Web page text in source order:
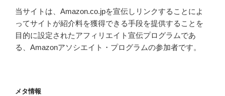
当サイトは、Amazon.co.jpを宣伝しリンクすることによ
ってサイトが紹介料を獲得できる手段を提供することを
目的に設定されたアフィリエイト宣伝プログラムであ
る、Amazonアソシエイト・プログラムの参加者です。
メタ情報